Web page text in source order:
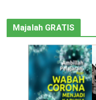
Majalah GRATIS